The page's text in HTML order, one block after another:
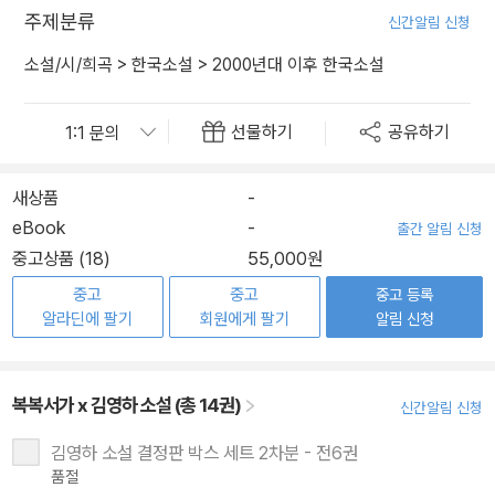
주제분류 신간알림 신청
소설/시/희곡 > 한국소설 > 2000년대 이후 한국소설
선물하기 공유하기
새상품
-
eBook
- 출간 알림 신청
중고상품 (18) 55,000원
중고
알라딘에 팔기
중고
회원에게 팔기
중고 등록
알림 신청
복복서가 x 김영하 소설 (총 14권) 신간알림 신청
김영하 소설 결정판 박스 세트 2차분 - 전6권
품절